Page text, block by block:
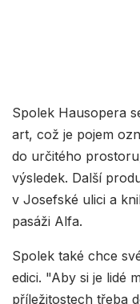
Spolek Hausopera
art, což je pojem
do určitého
výsledek. Další
v Josefské ulici a
pasáži Alfa.
Spolek také chce
edici. "Aby si je lidé
příležitostech třeba